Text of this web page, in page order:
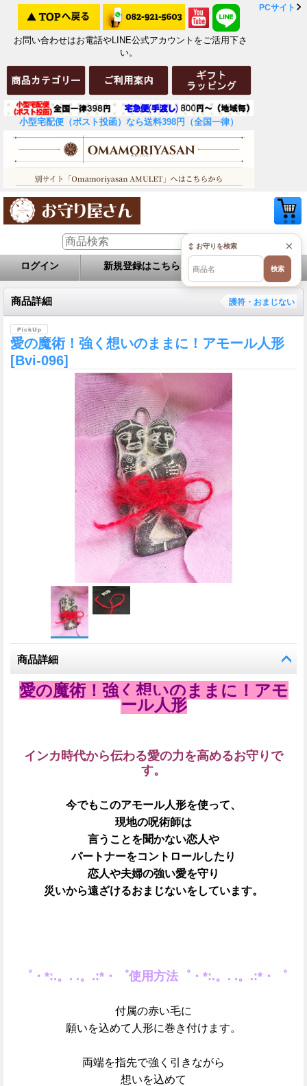
お問い合わせはお電話やLINE公式アカウントをご活用下さ
い。
小型宅配便（ポスト投函）なら送料398円（全国一律）
PCサイト
ログイン 新規登録はこちら お問い合せ
商品詳細 護符・おまじない
愛の魔術！強く想いのままに！アモール人形
[Bvi-096]
商品詳細
愛の魔術！強く想いのままに！アモ
ール人形
インカ時代から伝わる愛の力を高めるお守りで
す。
今でもこのアモール人形を使って、
現地の呪術師は
言うことを聞かない恋人や
パートナーをコントロールしたり
恋人や夫婦の強い愛を守り
災いから遠ざけるおまじないをしています。
゜・*:.。. .。.:*・゜使用方法゜・*:.。. .。.:*・゜
付属の赤い毛に
願いを込めて人形に巻き付けます。
両端を指先で強く引きながら
想いを込めて
×
↕ お守りを検索
検索